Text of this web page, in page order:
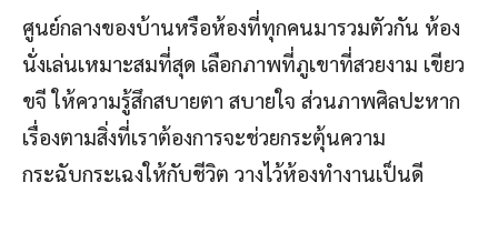
ศูนย์กลางของบ้านหรือห้องที่ทุกคนมารวมตัวกัน ห้อง
นั่งเล่นเหมาะสมที่สุด เลือกภาพที่ภูเขาที่สวยงาม เขียว
ขจี ให้ความรู้สึกสบายตา สบายใจ ส่วนภาพศิลปะหาก
เรื่องตามสิ่งที่เราต้องการจะช่วยกระตุ้นความ
กระฉับกระเฉงให้กับชีวิต วางไว้ห้องทำงานเป็นดี